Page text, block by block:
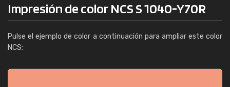
Impresión de color NCS S 1040-Y70R
Pulse el ejemplo de color a continuación para ampliar este color
NCS: